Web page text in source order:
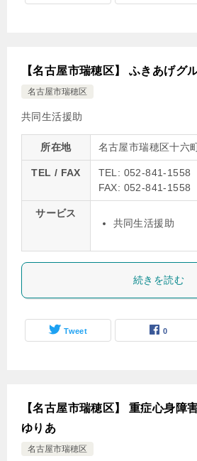
【名古屋市瑞穂区】 ふきあげグ
名古屋市瑞穂区
共同生活援助
所在地 名古屋市瑞穂区十六
TEL / FAX
TEL: 052-841-1558
FAX: 052-841-1558
サービス
共同生活援助
続きを読む
Tweet 0
【名古屋市瑞穂区】 重症心身障
ゆりあ
名古屋市瑞穂区